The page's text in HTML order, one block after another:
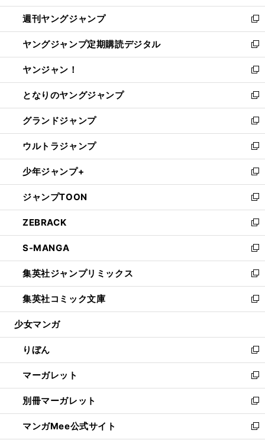
開
く
ウ
で
開
く
ン
ド
ウ
で
開
く
ウ
ィ
ン
ド
ウ
で
開
く
週刊ヤングジャンプ
新
し
い
ウ
ィ
ン
ド
ウ
で
開
く
ヤングジャンプ定期購読デジタル
新
し
い
ウ
ィ
ン
ド
ウ
で
開
く
ヤンジャン！
新
し
い
ウ
ィ
ン
ド
ウ
で
開
く
となりのヤングジャンプ
新
し
い
ウ
ィ
ン
ド
ウ
で
開
く
グランドジャンプ
新
し
い
ウ
ィ
ン
ド
ウ
で
開
く
ウルトラジャンプ
新
し
い
ウ
ィ
ン
ド
ウ
で
開
く
少年ジャンプ+
新
し
い
ウ
ィ
ン
ド
ウ
で
開
く
ジャンプTOON
新
し
い
ウ
ィ
ン
ド
ウ
で
開
ZEBRACK
新
し
い
ウ
ィ
ン
ド
ウ
開
く
S-MANGA
新
し
い
ウ
ィ
ン
ウ
で
開
く
集英社ジャンプリミックス
新
し
い
ウ
ン
ド
ウ
で
開
く
集英社コミック文庫
新
し
ウ
ィ
ン
ド
ウ
で
開
く
少女マンガ
りぼん
新
し
い
ウ
ィ
ン
ド
マーガレット
新
し
い
ウ
ィ
別冊マーガレット
新
し
い
マンガMee公式サイト
新